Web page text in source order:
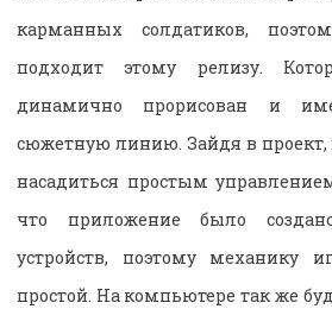
карманных солдатиков,
подходит этому релизу.
динамично прорисован и
сюжетную линию. Зайдя в проект,
насадиться простым
что приложение было
устройств, поэтому механику
простой. На компьютере так же